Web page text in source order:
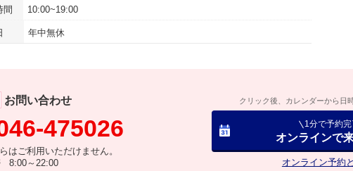
間 10:00~19:00
年中無休
お問い合わせ
475026
はご利用いただけません。
8:00～22:00
クリック後、カレンダーから日
1分で予約完
オンラインで
オンライン予約